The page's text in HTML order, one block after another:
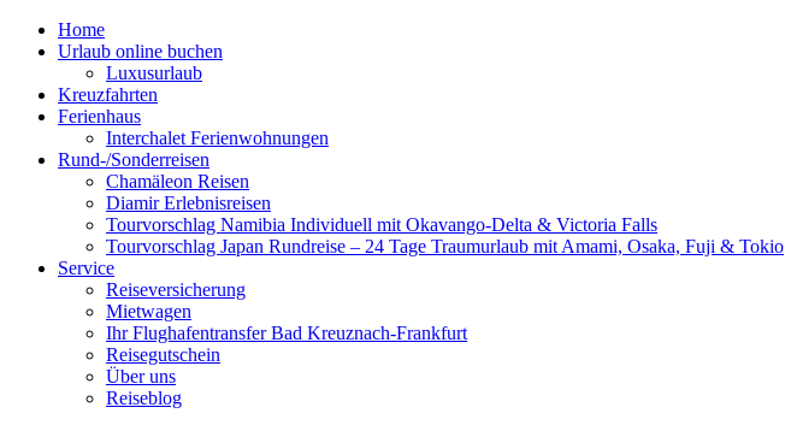
Home
Urlaub online buchen
Luxusurlaub
Kreuzfahrten
Ferienhaus
Interchalet Ferienwohnungen
Rund-/Sonderreisen
Chamäleon Reisen
Diamir Erlebnisreisen
Tourvorschlag Namibia Individuell mit Okavango-Delta & Victoria Falls
Tourvorschlag Japan Rundreise – 24 Tage Traumurlaub mit Amami, Osaka, Fuji & Tokio
Service
Reiseversicherung
Mietwagen
Ihr Flughafentransfer Bad Kreuznach-Frankfurt
Reisegutschein
Über uns
Reiseblog